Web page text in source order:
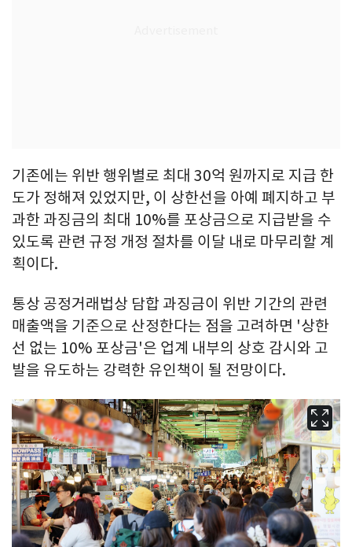
기존에는 위반 행위별로 최대 30억 원까지로 지급 한
도가 정해져 있었지만, 이 상한선을 아예 폐지하고 부
과한 과징금의 최대 10%를 포상금으로 지급받을 수
있도록 관련 규정 개정 절차를 이달 내로 마무리할 계
획이다.
통상 공정거래법상 담합 과징금이 위반 기간의 관련
매출액을 기준으로 산정한다는 점을 고려하면 '상한
선 없는 10% 포상금'은 업계 내부의 상호 감시와 고
발을 유도하는 강력한 유인책이 될 전망이다.